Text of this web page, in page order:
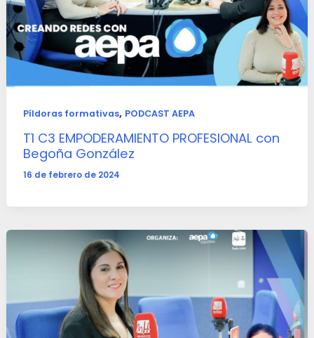
Píldoras formativas, PODCAST AEPA
T1 C3 EMPODERAMIENTO PROFESIONAL con
Begoña González
16 de febrero de 2024